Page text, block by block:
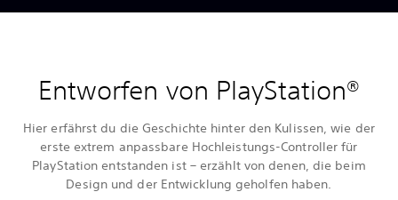
Entworfen von PlayStation®
Hier erfährst du die Geschichte hinter den Kulissen, wie der
erste extrem anpassbare Hochleistungs-Controller für
PlayStation entstanden ist – erzählt von denen, die beim
Design und der Entwicklung geholfen haben.